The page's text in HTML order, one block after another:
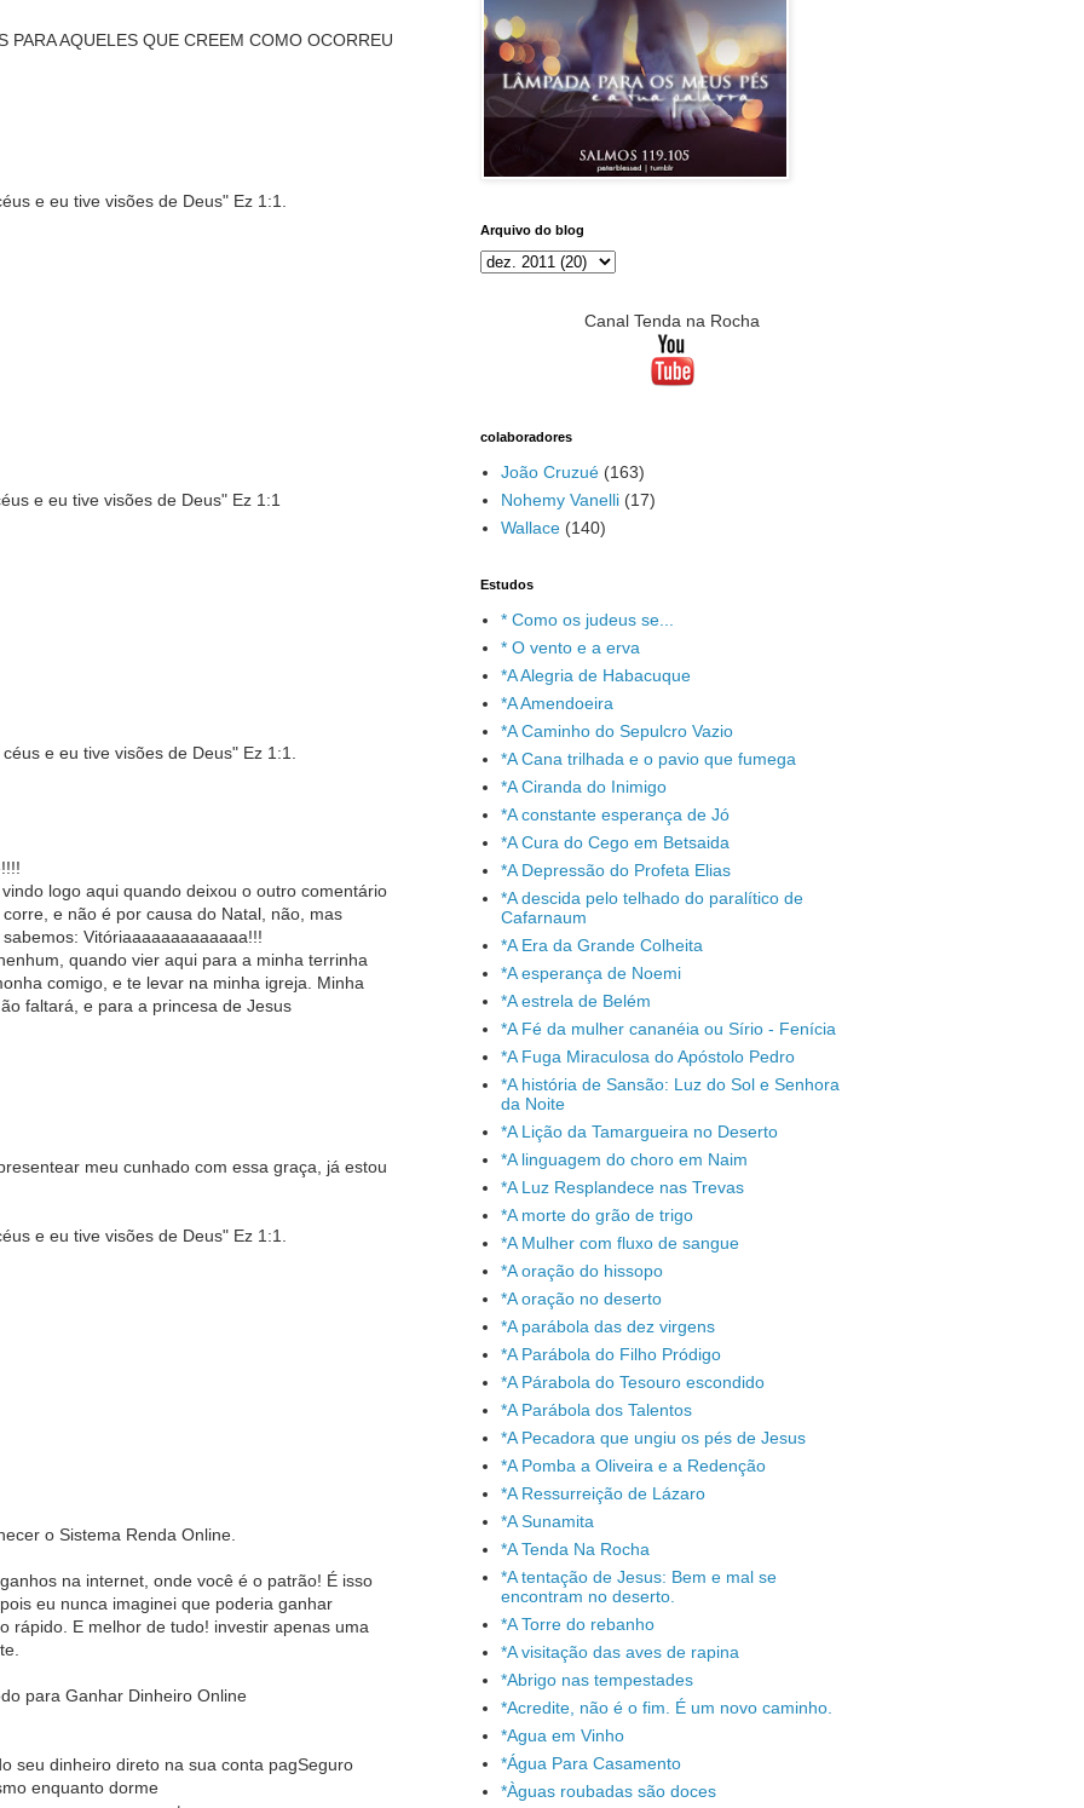
PARA AQUELES QUE CREEM COMO OCORREU
e eu tive visões de Deus" Ez 1:1.
e eu tive visões de Deus" Ez 1:1
e eu tive visões de Deus" Ez 1:1.
logo aqui quando deixou o outro comentário
e não é por causa do Natal, não, mas
Vitóriaaaaaaaaaaaaa!!!
quando vier aqui para a minha terrinha
comigo, e te levar na minha igreja. Minha
faltará, e para a princesa de Jesus
meu cunhado com essa graça, já estou
e eu tive visões de Deus" Ez 1:1.
o Sistema Renda Online.
na internet, onde você é o patrão! É isso
eu nunca imaginei que poderia ganhar
rápido. E melhor de tudo! investir apenas uma
para Ganhar Dinheiro Online
seu dinheiro direto na sua conta pagSeguro
enquanto dorme
Arquivo do blog
Canal Tenda na Rocha
colaboradores
João Cruzué (163)
Nohemy Vanelli (17)
Wallace (140)
Estudos
* Como os judeus se...
* O vento e a erva
*A Alegria de Habacuque
*A Amendoeira
*A Caminho do Sepulcro Vazio
*A Cana trilhada e o pavio que fumega
*A Ciranda do Inimigo
*A constante esperança de Jó
*A Cura do Cego em Betsaida
*A Depressão do Profeta Elias
*A descida pelo telhado do paralítico de
Cafarnaum
*A Era da Grande Colheita
*A esperança de Noemi
*A estrela de Belém
*A Fé da mulher cananéia ou Sírio - Fenícia
*A Fuga Miraculosa do Apóstolo Pedro
*A história de Sansão: Luz do Sol e Senhora
da Noite
*A Lição da Tamargueira no Deserto
*A linguagem do choro em Naim
*A Luz Resplandece nas Trevas
*A morte do grão de trigo
*A Mulher com fluxo de sangue
*A oração do hissopo
*A oração no deserto
*A parábola das dez virgens
*A Parábola do Filho Pródigo
*A Párabola do Tesouro escondido
*A Parábola dos Talentos
*A Pecadora que ungiu os pés de Jesus
*A Pomba a Oliveira e a Redenção
*A Ressurreição de Lázaro
*A Sunamita
*A Tenda Na Rocha
*A tentação de Jesus: Bem e mal se
encontram no deserto.
*A Torre do rebanho
*A visitação das aves de rapina
*Abrigo nas tempestades
*Acredite, não é o fim. É um novo caminho.
*Agua em Vinho
*Água Para Casamento
*Àguas roubadas são doces